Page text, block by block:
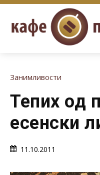
Занимливости
Тепих од
есенски
11.10.2011